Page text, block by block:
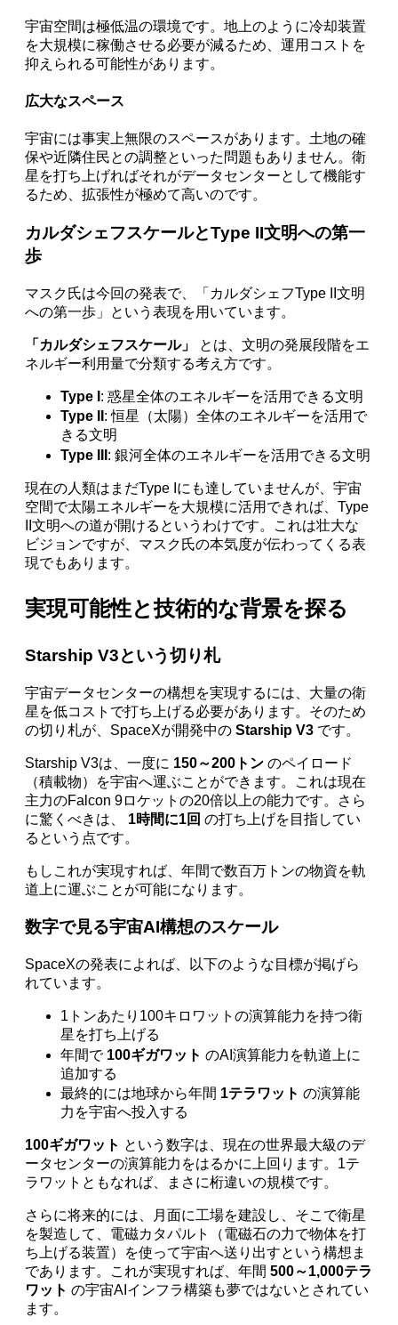
宇宙空間は極低温の環境です。地上のように冷却装置
を大規模に稼働させる必要が減るため、運用コストを
抑えられる可能性があります。
広大なスペース
宇宙には事実上無限のスペースがあります。土地の確
保や近隣住民との調整といった問題もありません。衛
星を打ち上げればそれがデータセンターとして機能す
るため、拡張性が極めて高いのです。
カルダシェフスケールとType II文明への第一
歩
マスク氏は今回の発表で、「カルダシェフType II文明
への第一歩」という表現を用いています。
「カルダシェフスケール」
とは、文明の発展段階をエ
ネルギー利用量で分類する考え方です。
Type I : 惑星全体のエネルギーを活用できる文明
Type II : 恒星（太陽）全体のエネルギーを活用で
きる文明
Type III : 銀河全体のエネルギーを活用できる文明
現在の人類はまだType Iにも達していませんが、宇宙
空間で太陽エネルギーを大規模に活用できれば、Type
II文明への道が開けるというわけです。これは壮大な
ビジョンですが、マスク氏の本気度が伝わってくる表
現でもあります。
実現可能性と技術的な背景を探る
Starship V3という切り札
宇宙データセンターの構想を実現するには、大量の衛
星を低コストで打ち上げる必要があります。そのため
の切り札が、SpaceXが開発中のStarship V3 です。
Starship V3は、一度に 150～200トン のペイロード
（積載物）を宇宙へ運ぶことができます。これは現在
主力のFalcon 9ロケットの20倍以上の能力です。さら
に驚くべきは、 1時間に1回 の打ち上げを目指してい
るという点です。
もしこれが実現すれば、年間で数百万トンの物資を軌
道上に運ぶことが可能になります。
数字で見る宇宙AI構想のスケール
SpaceXの発表によれば、以下のような目標が掲げら
れています。
1トンあたり100キロワットの演算能力を持つ衛
星を打ち上げる
年間で 100ギガワット のAI演算能力を軌道上に
追加する
最終的には地球から年間 1テラワット の演算能
力を宇宙へ投入する
100ギガワット という数字は、現在の世界最大級のデ
ータセンターの演算能力をはるかに上回ります。1テ
ラワットともなれば、まさに桁違いの規模です。
さらに将来的には、月面に工場を建設し、そこで衛星
を製造して、電磁カタパルト（電磁石の力で物体を打
ち上げる装置）を使って宇宙へ送り出すという構想ま
であります。これが実現すれば、年間500～1,000テラ
ワット の宇宙AIインフラ構築も夢ではないとされてい
ます。